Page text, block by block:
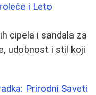
i Leto
cipela i sandala za
udobnost i stil koji
Prirodni Saveti